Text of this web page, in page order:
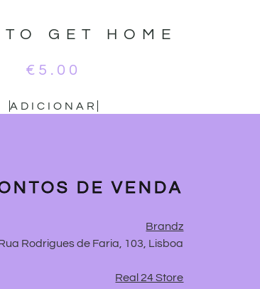
GET HOME
€ 5.00
ADICIONAR
DE VENDA
Brandz
Rodrigues de Faria, 103, Lisboa
Real 24 Store